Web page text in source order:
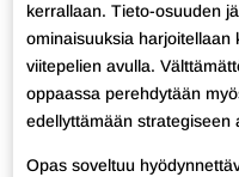
kerrallaan. Tieto-osuuden
ominaisuuksia harjoitellaan
viitepelien avulla.
oppaassa perehdytään
edellyttämään strategiseen
Opas soveltuu